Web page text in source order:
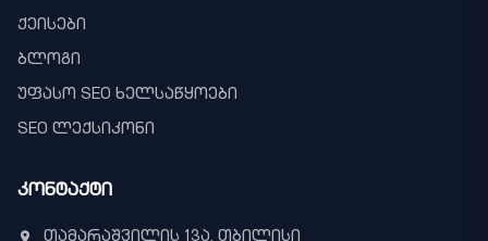
ქეისები
ბლოგი
უფასო SEO ხელსაწყოები
SEO ლექსიკონი
კონტაქტი
თამარაშვილის 13ა, თბილისი